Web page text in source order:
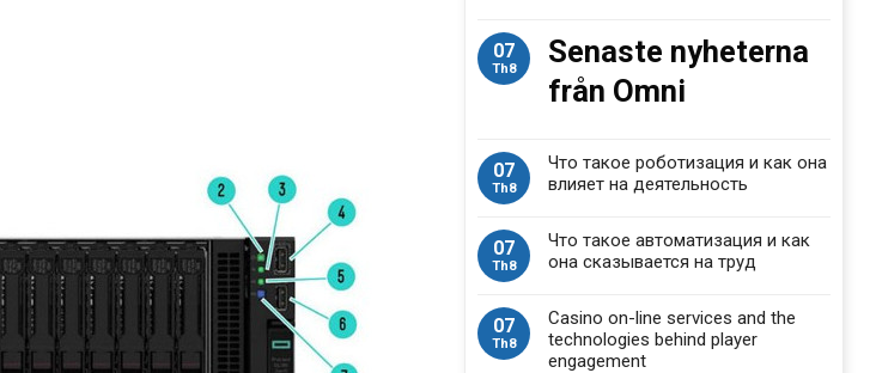
07
Th8
Senaste nyheterna
från Omni
07
Th8
Что такое роботизация и как она
влияет на деятельность
07
Th8
Что такое автоматизация и как
она сказывается на труд
07
Th8
Casino on-line services and the
technologies behind player
engagement